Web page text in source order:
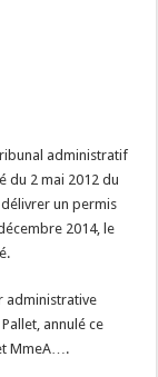
administratif
du 2 mai 2012 du
un permis
2014, le
administrative
annulé ce
MmeA….